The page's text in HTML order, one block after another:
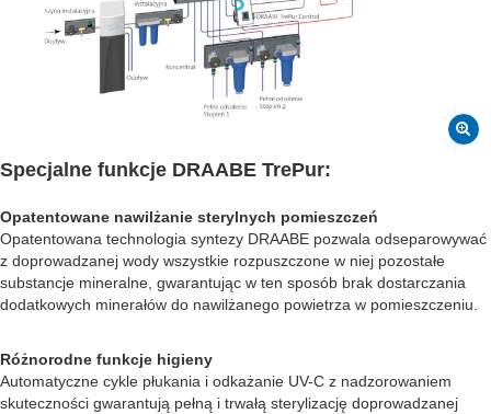
Specjalne funkcje DRAABE TrePur:
Opatentowane nawilżanie sterylnych pomieszczeń
Opatentowana technologia syntezy DRAABE pozwala odseparowywać
z doprowadzanej wody wszystkie rozpuszczone w niej pozostałe
substancje mineralne, gwarantując w ten sposób brak dostarczania
dodatkowych minerałów do nawilżanego powietrza w pomieszczeniu.
Różnorodne funkcje higieny
Automatyczne cykle płukania i odkażanie UV-C z nadzorowaniem
skuteczności gwarantują pełną i trwałą sterylizację doprowadzanej